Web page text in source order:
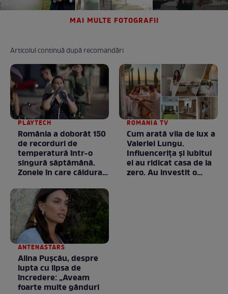
MAI MULTE FOTOGRAFII
Articolul continuă după recomandări
PLAYTECH
România a doborât 150
de recorduri de
temperatură într-o
singură săptămână.
Zonele în care căldura a
neobișnuite
ROMANIA TV
Cum arată vila de lux a
Valeriei Lungu.
Influencerița și iubitul
ei au ridicat casa de la
zero. Au investit o
ANTENASTARS
Alina Pușcău, despre
lupta cu lipsa de
încredere: „Aveam
foarte multe gânduri